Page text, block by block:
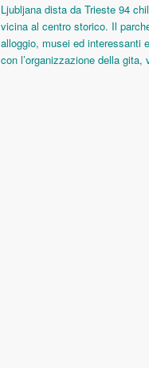
Ljubljana dista da Trieste 94
vicina al centro storico. Il
alloggio, musei ed interessanti
con l’organizzazione della